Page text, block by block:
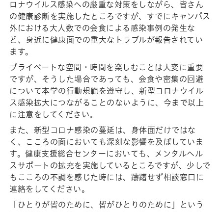
ロナウイルス感染への厳重な対策をしながら、皆さん
の健康診断を実施したところですが、すでにキャンパス
外における⼤⼈数での会⾷による感染事例の発⽣な
ど、⾝近に健康⾯での重⼤なトラブルが報告されてい
ます。
プライベートな空間・時間を楽しむことは⼤変に重要
ですが、そうした場合であっても、会⾷や密集の回避
について本学の⾏動規範を遵守し、新型コロナウイル
ス感染拡⼤につながることのないように、今まで以上
に注意をしてください。
また、新型コロナ感染の蔓延は、⾝体⾯だけではな
く、こころの⾯においても深刻な影響を及ぼしていま
す。健康⽀援総合センターにおいても、メンタルヘル
スサポートの拡充を実施しているところですが、少しで
もこころの不調を感じた時には、躊躇せず相談窓⼝に
連絡をしてください。
「ひとりが皆のために、皆がひとりのために」という